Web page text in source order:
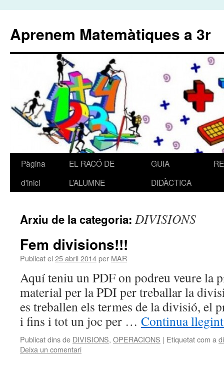
Aprenem Matemàtiques a 3r
Vés
Pàgina
d'inici
EL RACÓ DE
L’ALUMNE
GUIA
DIDÀCTICA
Arxiu de la categoria: DIVISIONS
Fem divisions!!!
Publicat el 25 abril 2014per MAR
Aquí teniu un PDF on podreu veure la
material per la PDI per treballar la
es treballen els termes de la divisió, el
i fins i tot un joc per … Continua
Publicat dins de DIVISIONS, OPERACIONS | Etiquetat com a
Deixa un comentari